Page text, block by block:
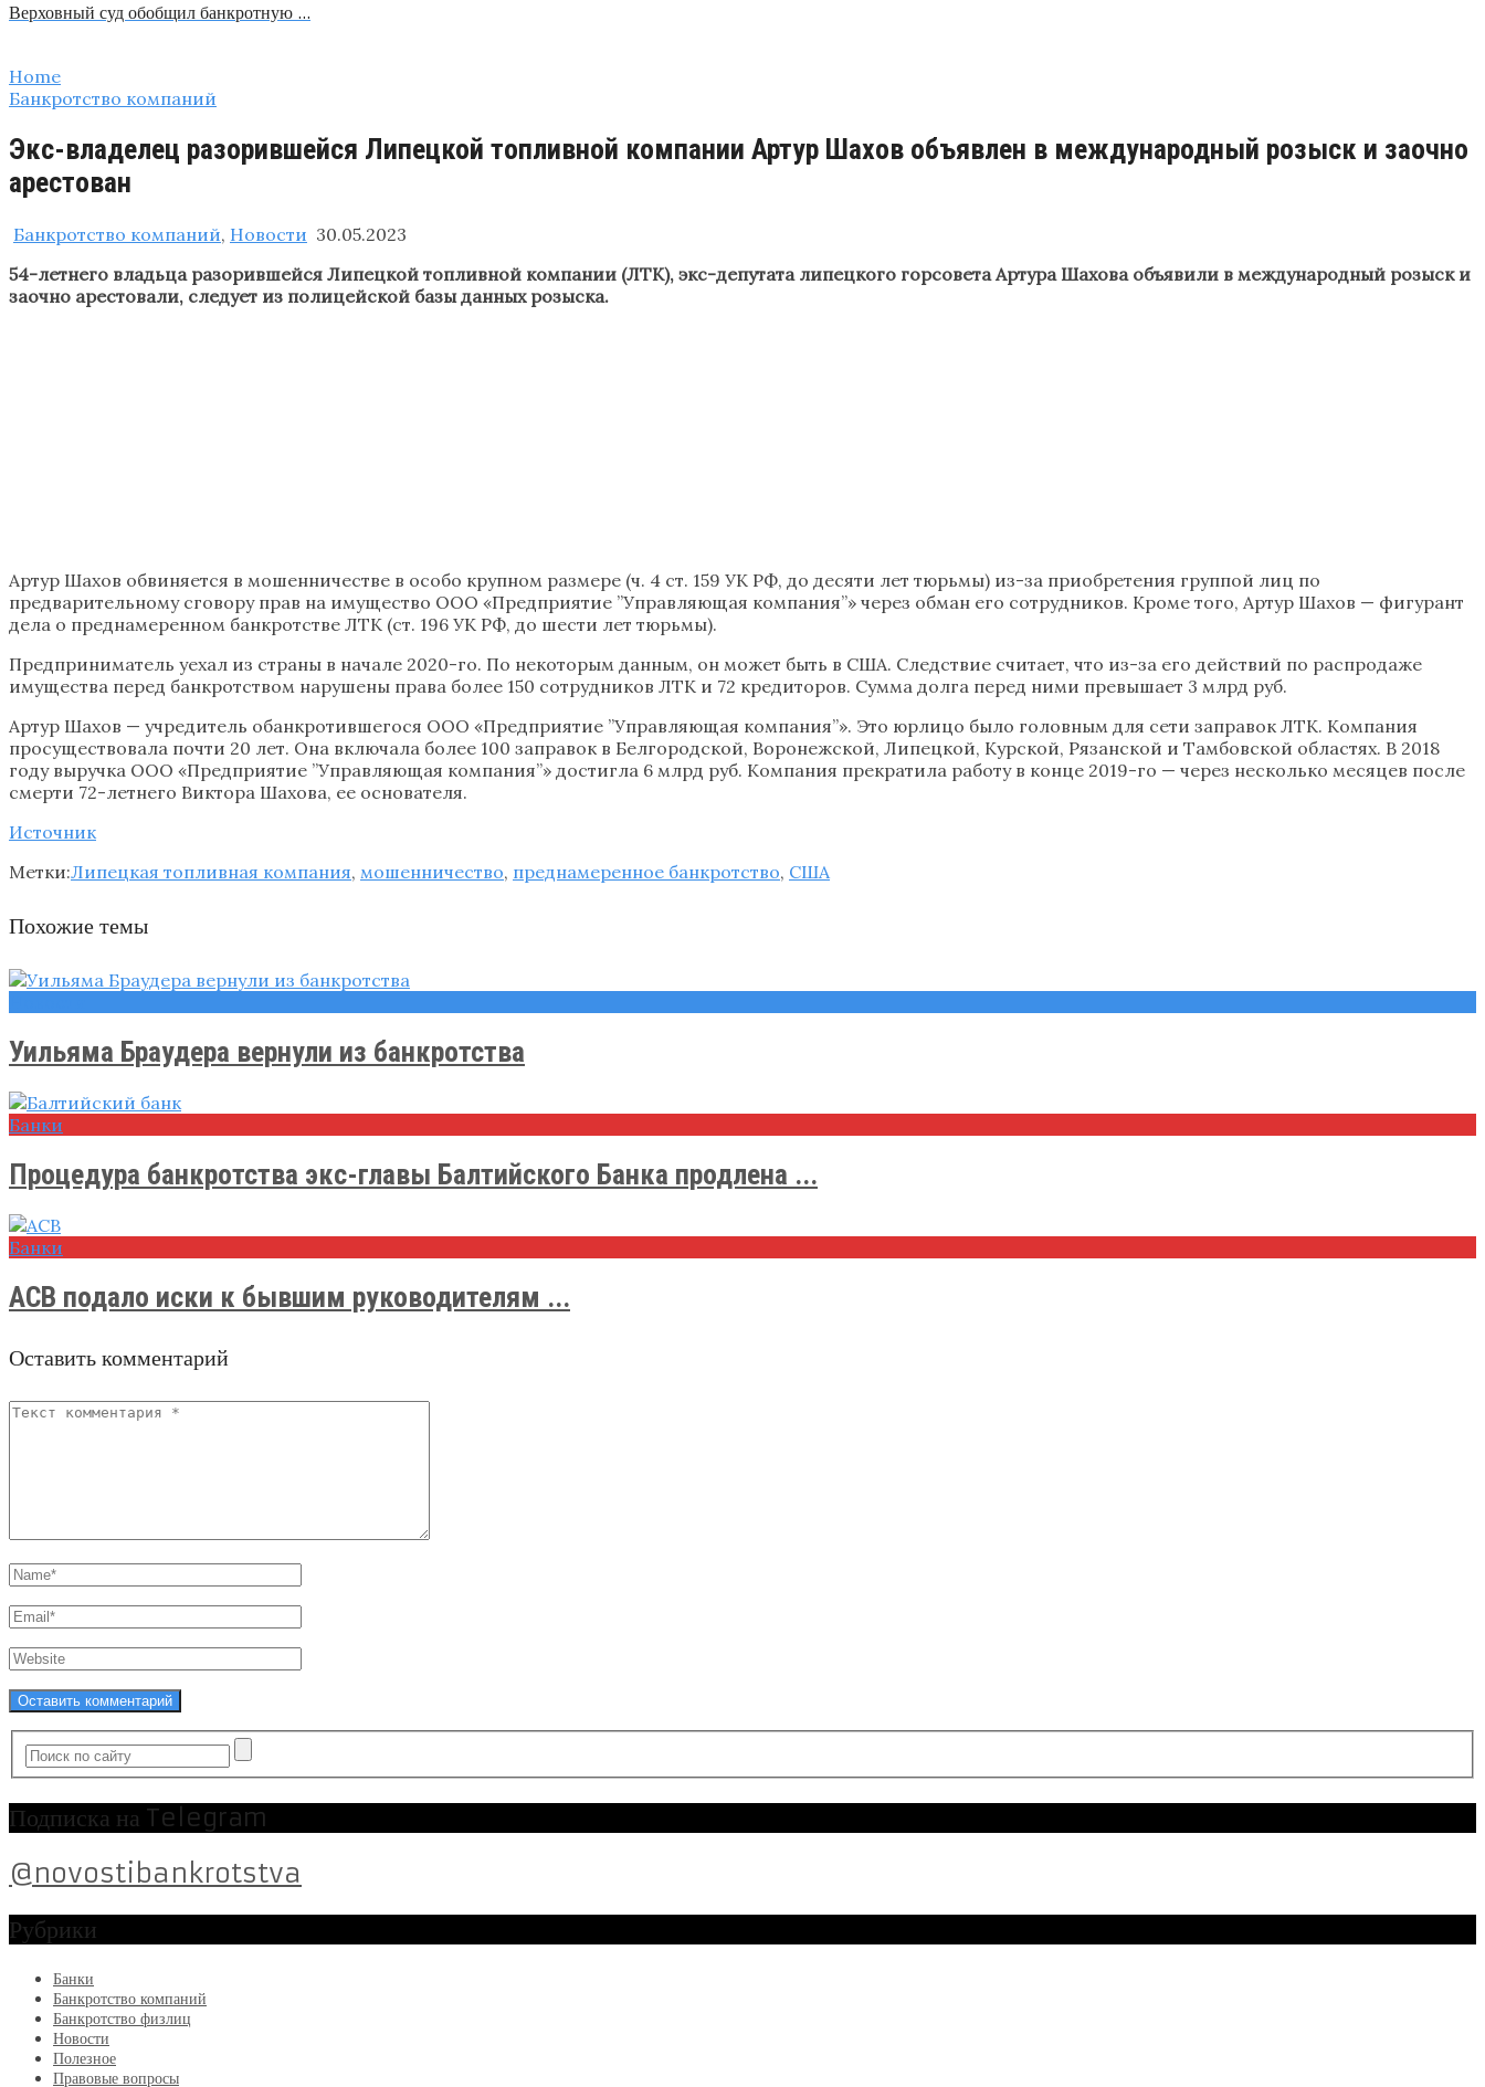
Верховный суд обобщил банкротную …
Home
Банкротство компаний
Экс-владелец разорившейся Липецкой топливной компании Артур Шахов объявлен в международный розыск и заочно
арестован
Банкротство компаний, Новости 30.05.2023
54-летнего владьца разорившейся Липецкой топливной компании (ЛТК), экс-депутата липецкого горсовета Артура Шахова объявили в международный розыск и
заочно арестовали, следует из полицейской базы данных розыска.
Артур Шахов обвиняется в мошенничестве в особо крупном размере (ч. 4 ст. 159 УК РФ, до десяти лет тюрьмы) из-за приобретения группой лиц по
предварительному сговору прав на имущество ООО «Предприятие ’’Управляющая компания’’» через обман его сотрудников. Кроме того, Артур Шахов — фигурант
дела о преднамеренном банкротстве ЛТК (ст. 196 УК РФ, до шести лет тюрьмы).
Предприниматель уехал из страны в начале 2020-го. По некоторым данным, он может быть в США. Следствие считает, что из-за его действий по распродаже
имущества перед банкротством нарушены права более 150 сотрудников ЛТК и 72 кредиторов. Сумма долга перед ними превышает 3 млрд руб.
Артур Шахов — учредитель обанкротившегося ООО «Предприятие ’’Управляющая компания’’». Это юрлицо было головным для сети заправок ЛТК. Компания
просуществовала почти 20 лет. Она включала более 100 заправок в Белгородской, Воронежской, Липецкой, Курской, Рязанской и Тамбовской областях. В 2018
году выручка ООО «Предприятие ’’Управляющая компания’’» достигла 6 млрд руб. Компания прекратила работу в конце 2019-го — через несколько месяцев после
смерти 72-летнего Виктора Шахова, ее основателя.
Источник
Метки:Липецкая топливная компания, мошенничество, преднамеренное банкротство, США
Похожие темы
Уильяма Браудера вернули из банкротства
Банки
Процедура банкротства экс-главы Балтийского Банка продлена ...
Банки
АСВ подало иски к бывшим руководителям ...
Оставить комментарий
Подписка на Telegram
@novostibankrotstva
Рубрики
Банки
Банкротство компаний
Банкротство физлиц
Новости
Полезное
Правовые вопросы